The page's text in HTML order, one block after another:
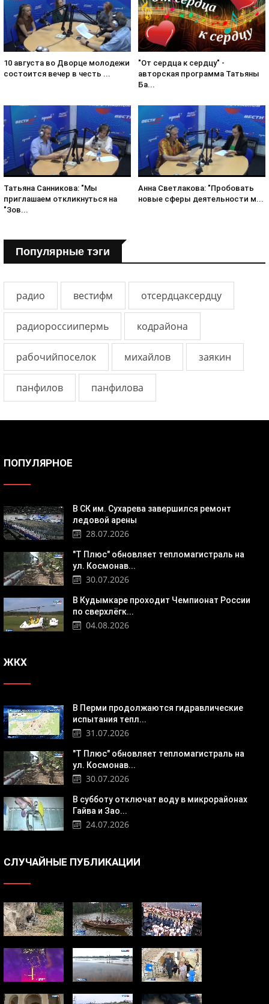
10 августа во Дворце молодежи
состоится вечер в честь ...
"От сердца к сердцу" -
авторская программа Татьяны
Ба...
Татьяна Санникова: "Мы
приглашаем откликнуться на
"Зов...
Анна Светлакова: "Пробовать
новые сферы деятельности м...
Популярные тэги
радио вестифм отсердцаксердцу
радиороссиипермь кодрайона
рабочийпоселок михайлов заякин
панфилов панфилова
ПОПУЛЯРНОЕ
В СК им. Сухарева завершился ремонт
ледовой арены
28.07.2026
"Т Плюс" обновляет тепломагистраль на
ул. Космонав...
30.07.2026
В Кудымкаре проходит Чемпионат России
по сверхлёгк...
04.08.2026
ЖКХ
В Перми продолжаются гидравлические
испытания тепл...
31.07.2026
"Т Плюс" обновляет тепломагистраль на
ул. Космонав...
30.07.2026
В субботу отключат воду в микрорайонах
Гайва и Зао...
24.07.2026
СЛУЧАЙНЫЕ ПУБЛИКАЦИИ